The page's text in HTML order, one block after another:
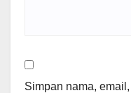
Simpan nama,